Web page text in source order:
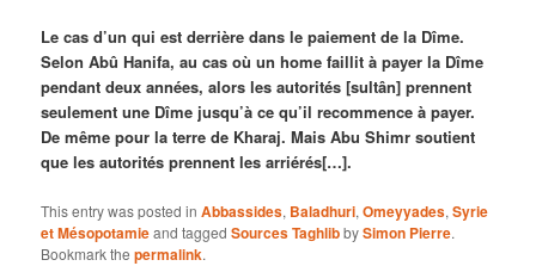
Le cas d’un qui est derrière dans le paiement de la Dîme.
Selon Abû Hanifa, au cas où un home faillit à payer la Dîme
pendant deux années, alors les autorités [sultân] prennent
seulement une Dîme jusqu’à ce qu’il recommence à payer.
De même pour la terre de Kharaj. Mais Abu Shimr soutient
que les autorités prennent les arriérés[…].
This entry was posted inAbbassides, Baladhuri,Omeyyades,Syrie
et Mésopotamieand taggedSources TaghlibbySimon Pierre.
Bookmark thepermalink.